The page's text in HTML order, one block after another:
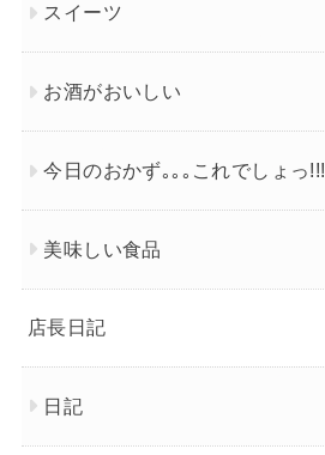
スイーツ
お酒がおいしい
今日のおかず｡｡｡これでしょっ!!!
美味しい食品
店長日記
日記